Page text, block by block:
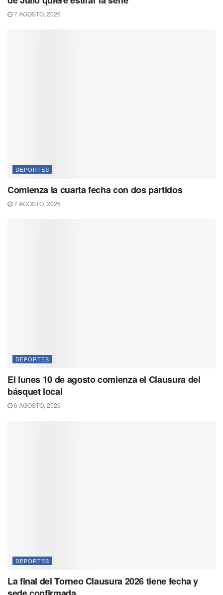
7 AGOSTO, 2026
DEPORTES
Comienza la cuarta fecha con dos partidos
7 AGOSTO, 2026
DEPORTES
El lunes 10 de agosto comienza el Clausura del
básquet local
6 AGOSTO, 2026
DEPORTES
La final del Torneo Clausura 2026 tiene fecha y